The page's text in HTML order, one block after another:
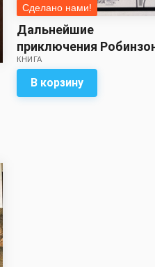
Сделано нами!
Дальнейшие
приключения
Крузо - Даниель Дефо
КНИГА
В корзину